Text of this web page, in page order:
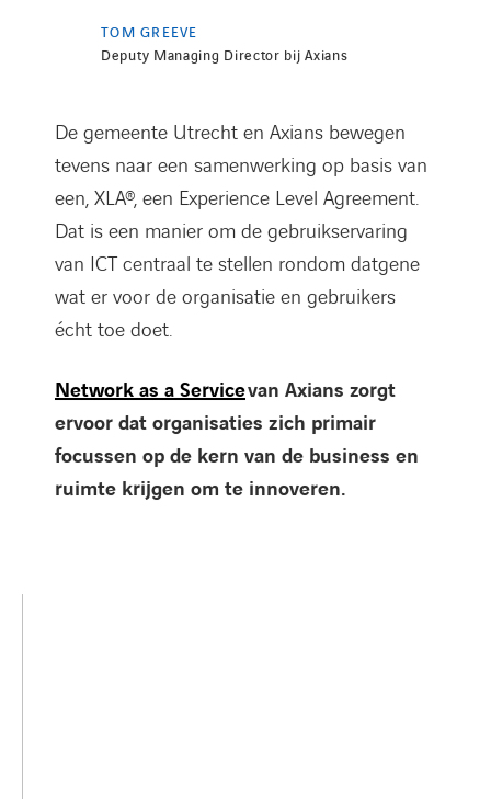
TOM GREEVE
Deputy Managing Director bij Axians
De gemeente Utrecht en Axians bewegen
tevens naar een samenwerking op basis van
een, XLA®, een Experience Level Agreement.
Dat is een manier om de gebruikservaring
van ICT centraal te stellen rondom datgene
wat er voor de organisatie en gebruikers
écht toe doet.
Network as a Servicevan Axians zorgt
ervoor dat organisaties zich primair
focussen op de kern van de business en
ruimte krijgen om te innoveren.